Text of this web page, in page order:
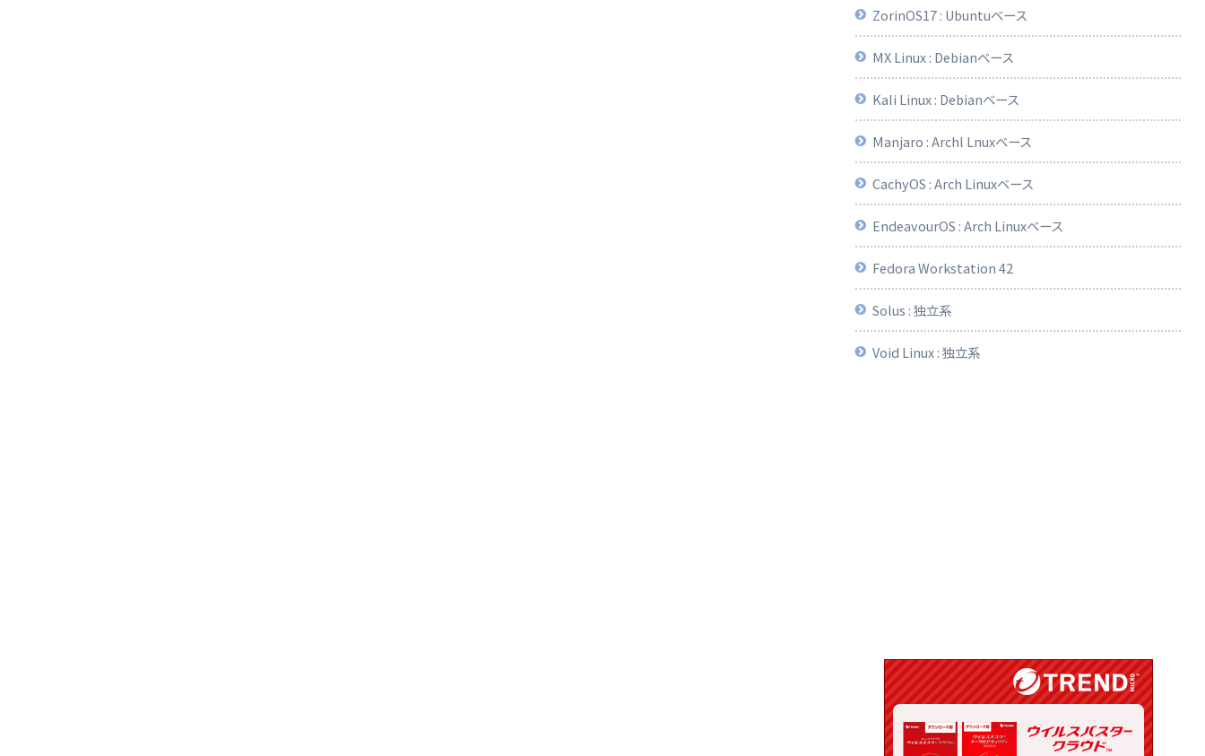
ZorinOS17 : Ubuntuベース
MX Linux : Debianベース
Kali Linux : Debianベース
Manjaro : Archl Lnuxベース
CachyOS : Arch Linuxベース
EndeavourOS : Arch Linuxベース
Fedora Workstation 42
Solus : 独立系
Void Linux : 独立系